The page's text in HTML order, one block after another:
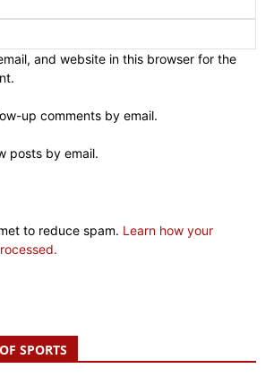
and website in this browser for the
up comments by email.
posts by email.
to reduce spam. Learn how your
SPORTS